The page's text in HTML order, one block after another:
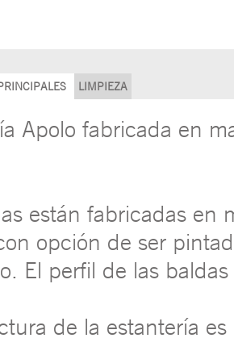
LIMPIEZA
Apolo fabricada en
están fabricadas
opción de ser
El perfil de las
de la estantería